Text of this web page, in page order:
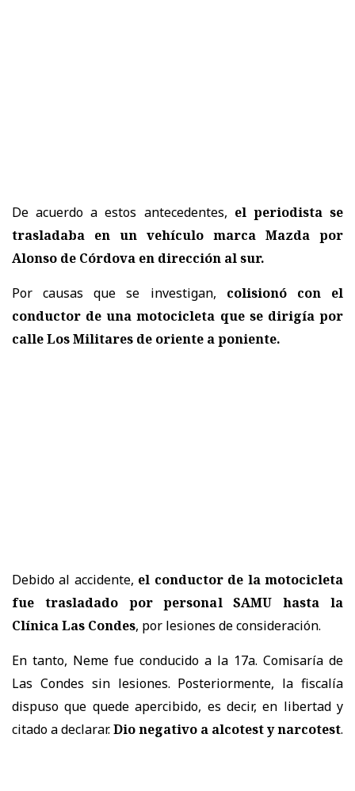
De acuerdo a estos antecedentes, el periodista se
trasladaba en un vehículo marca Mazda por
Alonso de Córdova en dirección al sur.
Por causas que se investigan, colisionó con el
conductor de una motocicleta que se dirigía por
calle Los Militares de oriente a poniente.
Debido al accidente, el conductor de la motocicleta
fue trasladado por personal SAMU hasta la
Clínica Las Condes, por lesiones de consideración.
En tanto, Neme fue conducido a la 17a. Comisaría de
Las Condes sin lesiones. Posteriormente, la fiscalía
dispuso que quede apercibido, es decir, en libertad y
citado a declarar.Dio negativo a alcotest y narcotest.